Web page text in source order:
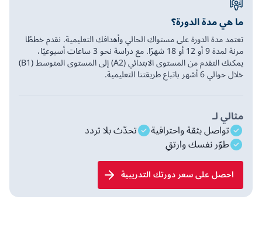
ما هي مدة الدورة؟
تعتمد مدة الدورة على مستواك الحالي وأهدافك التعليمية. نقدم خططًا
مرنة لمدة 9 أو 12 أو 18 شهرًا. مع دراسة نحو 3 ساعات أسبوعيًا،
يمكنك التقدم من المستوى الابتدائي (A2) إلى المستوى المتوسط (B1)
خلال حوالي 6 أشهر باتباع طريقتنا التعليمية.
مثالي لـ
تواصل بثقة واحترافية تحدّث بلا تردد
طوّر نفسك وارتقِ
احصل على سعر دورتك التدريبية